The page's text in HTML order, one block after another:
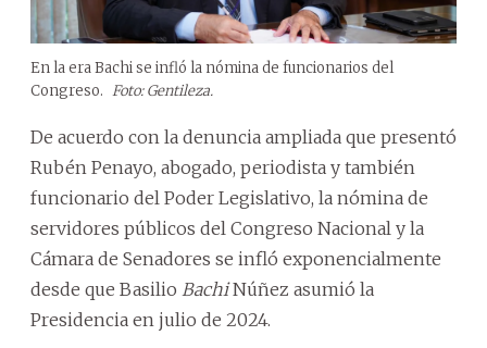
En la era Bachi se infló la nómina de funcionarios del
Congreso. Foto: Gentileza.
De acuerdo con la denuncia ampliada que presentó
Rubén Penayo, abogado, periodista y también
funcionario del Poder Legislativo, la nómina de
servidores públicos del Congreso Nacional y la
Cámara de Senadores se infló exponencialmente
desde que Basilio BachiNúñez asumió la
Presidencia en julio de 2024.